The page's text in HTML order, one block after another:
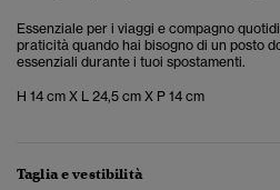
Essenziale per i viaggi e compagno
praticità quando hai bisogno di un posto
essenziali durante i tuoi spostamenti.
H 14 cm X L 24,5 cm X P 14 cm
Taglia e vestibilità